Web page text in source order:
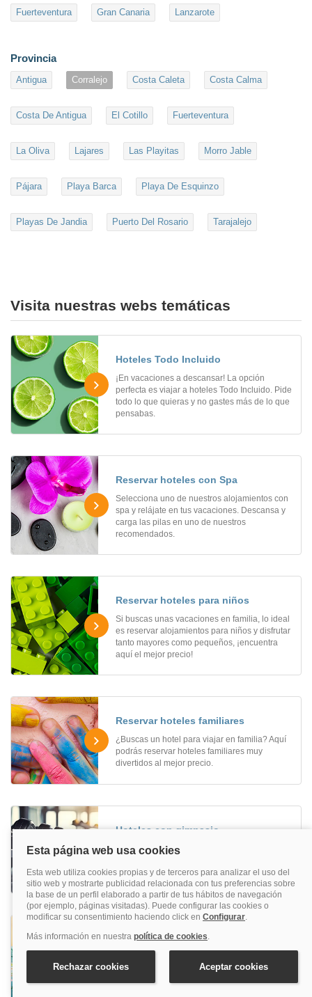
Fuerteventura Gran Canaria Lanzarote
Provincia
Antigua Corralejo Costa Caleta Costa Calma
Costa De Antigua El Cotillo Fuerteventura
La Oliva Lajares Las Playitas Morro Jable
Pájara Playa Barca Playa De Esquinzo
Playas De Jandia Puerto Del Rosario Tarajalejo
Visita nuestras webs temáticas
Hoteles Todo Incluido
¡En vacaciones a descansar! La opción
perfecta es viajar a hoteles Todo Incluido. Pide
todo lo que quieras y no gastes más de lo que
pensabas.
Reservar hoteles con Spa
Selecciona uno de nuestros alojamientos con
spa y relájate en tus vacaciones. Descansa y
carga las pilas en uno de nuestros
recomendados.
Reservar hoteles para niños
Si buscas unas vacaciones en familia, lo ideal
es reservar alojamientos para niños y disfrutar
tanto mayores como pequeños, ¡encuentra
aquí el mejor precio!
Reservar hoteles familiares
¿Buscas un hotel para viajar en familia? Aquí
podrás reservar hoteles familiares muy
divertidos al mejor precio.
Hoteles con gimnasio
¿Deseando disfrutar de tus vacaciones sin
hoteles con gimnasio ideales al mejor precio.
Hoteles eco friendly
manera sostenible? Aquí encontrarás los
mejores hoteles eco friendly, comprometidos